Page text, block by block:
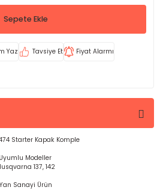
Sepete Ekle
Yaz Tavsiye Et Fiyat Alarmı
Starter Kapak Komple
Uyumlu Modeller
137, 142
Yan Sanayi Ürün